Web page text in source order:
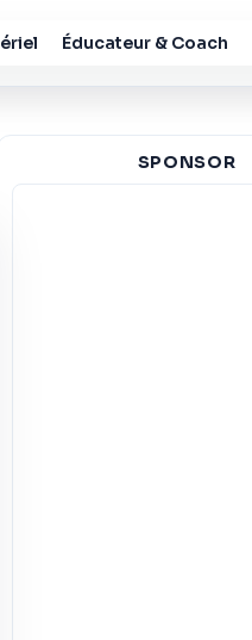
Éducateur & Coach
SPONSOR